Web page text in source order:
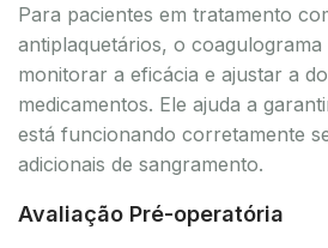
Para pacientes em tratamento
antiplaquetários, o
monitorar a eficácia e ajustar a
medicamentos. Ele ajuda a
está funcionando corretamente
adicionais de sangramento.
Avaliação Pré-operatória